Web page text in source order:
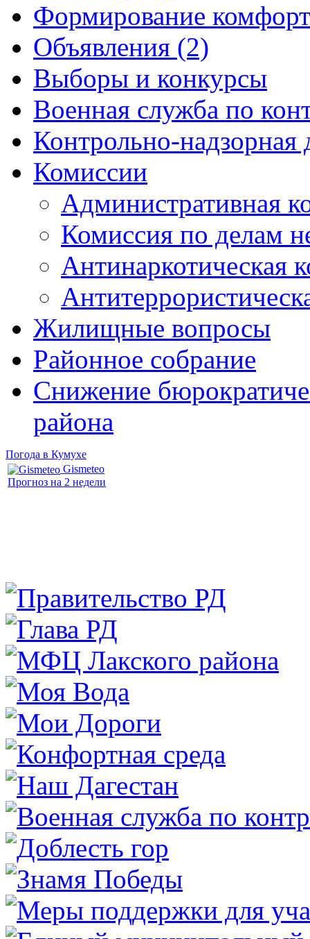
Формирование
Объявления (2)
Выборы и конкурсы
Военная служба по
Контрольно-надзорная
Комиссии
Административная
Комиссия по делам
Антинаркотическая
Жилищные вопросы
Районное собрание
Снижение
района
Погода в Кумухе
Gismeteo
Прогноз на 2 недели